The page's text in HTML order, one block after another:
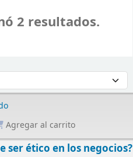
2 resultados.
Agregar al carrito
ser ético en los negocios?